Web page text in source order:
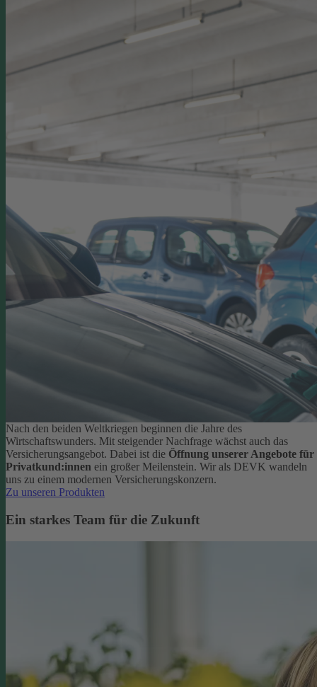
Nach den beiden Weltkriegen beginnen die Jahre des
Wirtschaftswunders. Mit steigender Nachfrage wächst auch das
Versicherungsangebot. Dabei ist die Öffnung unserer Angebote für
Privatkund:innen ein großer Meilenstein. Wir als DEVK wandeln
uns zu einem modernen Versicherungskonzern.
Zu unseren Produkten
Ein starkes Team für die Zukunft